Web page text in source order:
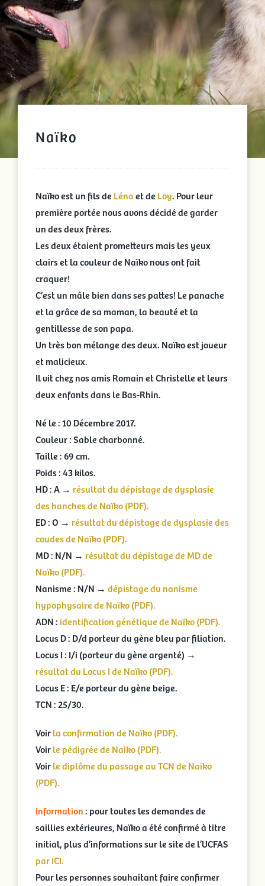
Naïko
Naïko est un fils de Lénaet de Loy. Pour leur
première portée nous avons décidé de garder
un des deux frères.
Les deux étaient prometteurs mais les yeux
clairs et la couleur de Naïko nous ont fait
craquer!
C’est un mâle bien dans ses pattes! Le panache
et la grâce de sa maman, la beauté et la
gentillesse de son papa.
Un très bon mélange des deux. Naïko est joueur
et malicieux.
Il vit chez nos amis Romain et Christelle et leurs
deux enfants dans le Bas-Rhin.
Né le : 10 Décembre 2017.
Couleur : Sable charbonné.
Taille : 69 cm.
Poids : 43 kilos.
HD : A → résultat du dépistage de dysplasie
des hanches de Naïko (PDF).
ED : O → résultat du dépistage de dysplasie des
coudes de Naïko (PDF).
MD : N/N → résultat du dépistage de MD de
Naïko (PDF).
Nanisme : N/N → dépistage du nanisme
hypophysaire de Naïko (PDF).
ADN : identification génétique de Naïko (PDF).
Locus D : D/d porteur du gène bleu par filiation.
Locus I : I/i (porteur du gène argenté) →
résultat du Locus I de Naïko (PDF).
Locus E : E/e porteur du gène beige.
TCN : 25/30.
Voirla confirmation de Naïko (PDF).
Voirle pédigrée de Naiko (PDF).
Voirle diplôme du passage au TCN de Naïko
(PDF).
Information: pour toutes les demandes de
saillies extérieures, Naïko a été confirmé à titre
initial, plus d’informations sur le site de l’UCFAS
par ICI.
Pour les personnes souhaitant faire confirmer